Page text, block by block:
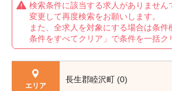
検索条件に該当する求人がありません
変更して再度検索をお願いします。
また、全求人を対象にする場合は条件
条件をすべてクリア」で条件を一括ク
エリア
長生郡睦沢町 (0)